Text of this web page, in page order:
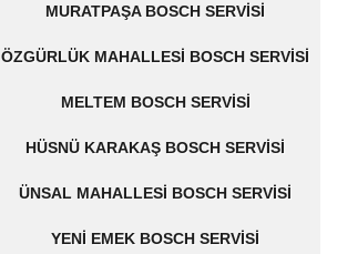
MURATPAŞA BOSCH SERVISI
ÖZGÜRLÜK MAHALLESI BOSCH SERVISI
MELTEM BOSCH SERVISI
HÜSNÜ KARAKAŞ BOSCH SERVISI
ÜNSAL MAHALLESI BOSCH SERVISI
YENI EMEK BOSCH SERVISI